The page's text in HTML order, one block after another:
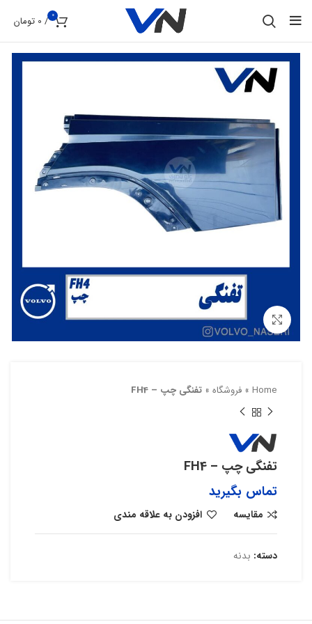
0
/
0 تومان
بزرگنمایی تصویر
Home
» فروشگاه » تفنگی چپ – FH4
تفنگی چپ – FH4
تماس بگیرید
مقایسه افزودن به علاقه مندی
دسته: بدنه